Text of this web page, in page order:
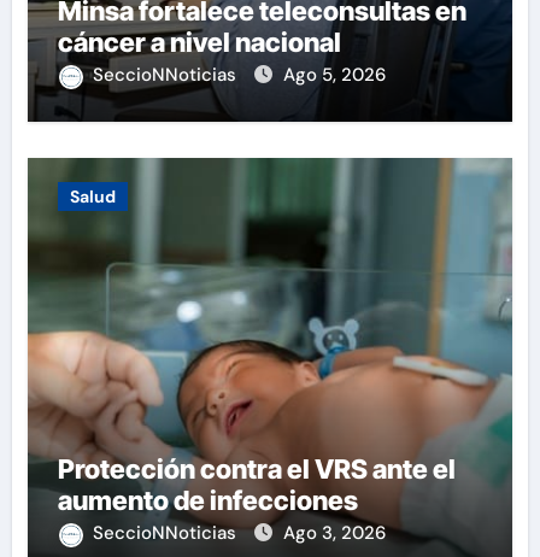
Minsa fortalece teleconsultas en
cáncer a nivel nacional
SeccioNNoticias Ago 5, 2026
Salud
Protección contra el VRS ante el
aumento de infecciones
SeccioNNoticias Ago 3, 2026